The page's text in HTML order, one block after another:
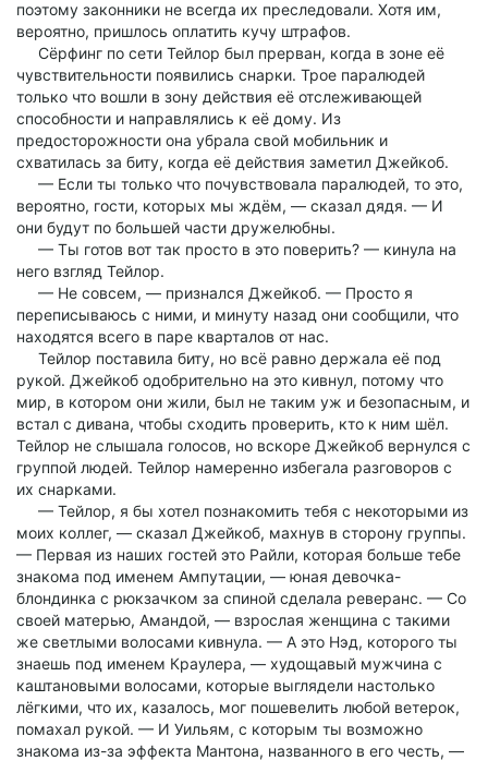
поэтому законники не всегда их преследовали. Хотя им,
вероятно, пришлось оплатить кучу штрафов.
Сёрфинг по сети Тейлор был прерван, когда в зоне её
чувствительности появились снарки. Трое паралюдей
только что вошли в зону действия её отслеживающей
способности и направлялись к её дому. Из
предосторожности она убрала свой мобильник и
схватилась за биту, когда её действия заметил Джейкоб.
— Если ты только что почувствовала паралюдей, то это,
вероятно, гости, которых мы ждём, — сказал дядя. — И
они будут по большей части дружелюбны.
— Ты готов вот так просто в это поверить? — кинула на
него взгляд Тейлор.
— Не совсем, — признался Джейкоб. — Просто я
переписываюсь с ними, и минуту назад они сообщили, что
находятся всего в паре кварталов от нас.
Тейлор поставила биту, но всё равно держала её под
рукой. Джейкоб одобрительно на это кивнул, потому что
мир, в котором они жили, был не таким уж и безопасным, и
встал с дивана, чтобы сходить проверить, кто к ним шёл.
Тейлор не слышала голосов, но вскоре Джейкоб вернулся с
группой людей. Тейлор намеренно избегала разговоров с
их снарками.
— Тейлор, я бы хотел познакомить тебя с некоторыми из
моих коллег, — сказал Джейкоб, махнув в сторону группы.
— Первая из наших гостей это Райли, которая больше тебе
знакома под именем Ампутации, — юная девочка-
блондинка с рюкзачком за спиной сделала реверанс. — Со
своей матерью, Амандой, — взрослая женщина с такими
же светлыми волосами кивнула. — А это Нэд, которого ты
знаешь под именем Краулера, — худощавый мужчина с
каштановыми волосами, которые выглядели настолько
лёгкими, что их, казалось, мог пошевелить любой ветерок,
помахал рукой. — И Уильям, с которым ты возможно
знакома из-за эффекта Мантона, названного в его честь, —